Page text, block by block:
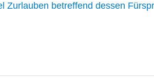
Zurlauben betreffend dessen